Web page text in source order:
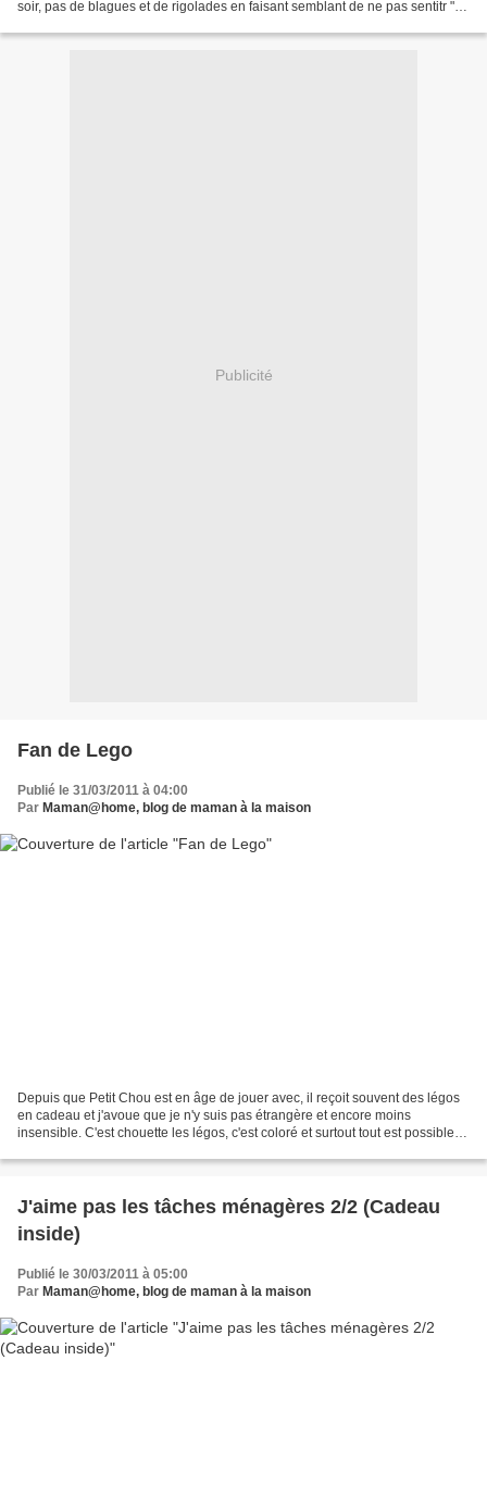
soir, pas de blagues et de rigolades en faisant semblant de ne pas sentitr "le
Publicité
Fan de Lego
Publié le 31/03/2011 à 04:00
Par Maman@home, blog de maman à la maison
Depuis que Petit Chou est en âge de jouer avec, il reçoit souvent des légos
en cadeau et j'avoue que je n'y suis pas étrangère et encore moins
insensible. C'est chouette les légos, c'est coloré et surtout tout est possible
J'aime pas les tâches ménagères 2/2 (Cadeau
inside)
Publié le 30/03/2011 à 05:00
Par Maman@home, blog de maman à la maison